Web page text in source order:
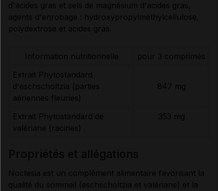
Données administratives
d'acides gras et sels de magnésium d'acides gras,
agents d'enrobage : hydroxypropylméthylcellulose,
polydextrose et acides gras.
Information nutritionnelle
pour 3 comprimés
Extrait Phytostandard
d'eschscholtzia (parties
aériennes fleuries)
847 mg
Extrait Phytostandard de
valériane (racines)
353 mg
Noctesia est un complément alimentaire favorisant la
qualité du sommeil (eschscholtzia et valériane) et la